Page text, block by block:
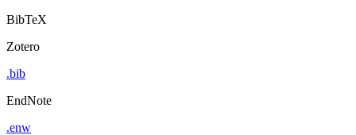
BibTeX
Zotero
.bib
EndNote
.enw